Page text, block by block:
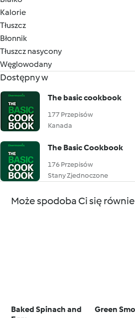
Kalorie
Tłuszcz
Błonnik
Tłuszcz nasycony
Węglowodany
Dostępny w
The basic cookbook
177 Przepisów
Kanada
The Basic Cookbook
176 Przepisów
Stany Zjednoczone
Może spodoba Ci się
Baked Spinach and
Green